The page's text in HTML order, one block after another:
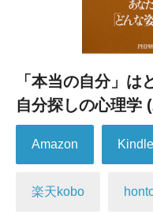
「本当の自分」は
自分探しの心理学
Amazon Kindle
楽天kobo